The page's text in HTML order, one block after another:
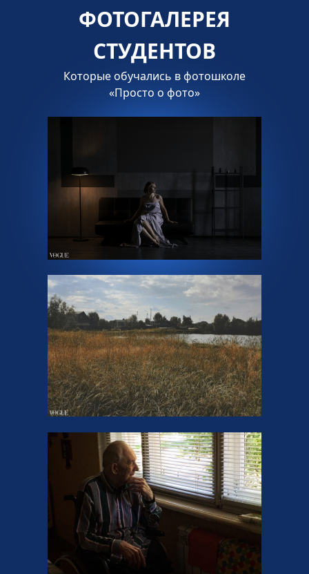
ФОТОГАЛЕРЕЯ
СТУДЕНТОВ
Которые обучались в фотошколе
«Просто о фото»